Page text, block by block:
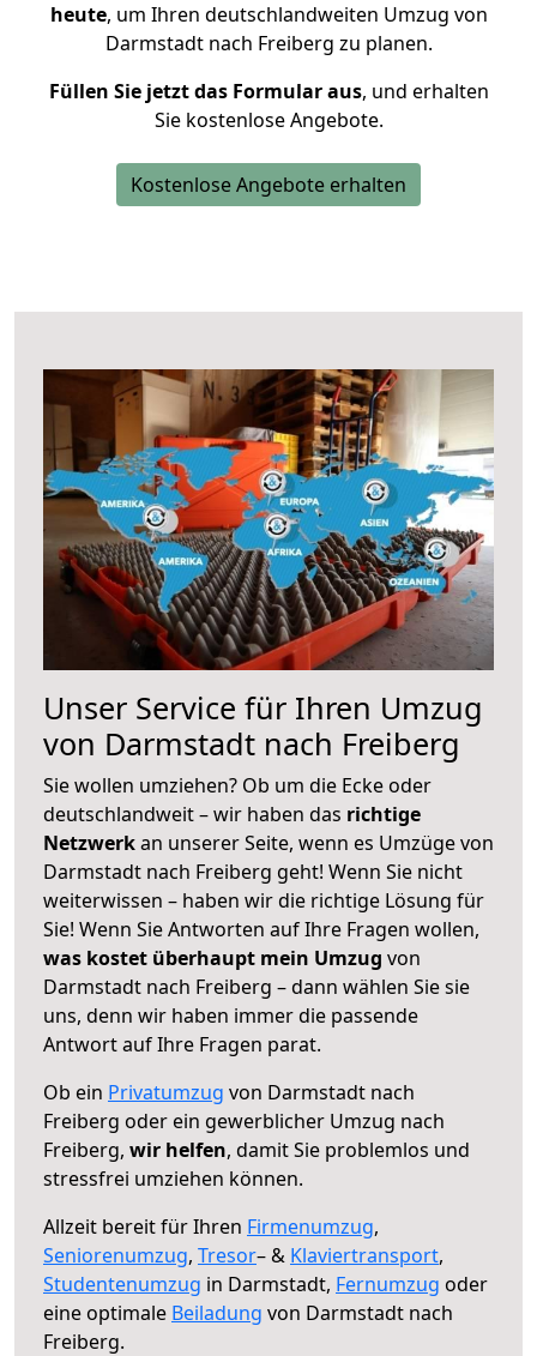
heute, um Ihren deutschlandweiten Umzug von
Darmstadt nach Freiberg zu planen.
Füllen Sie jetzt das Formular aus, und erhalten
Sie kostenlose Angebote.
Kostenlose Angebote erhalten
Unser Service für Ihren Umzug
von Darmstadt nach Freiberg
Sie wollen umziehen? Ob um die Ecke oder
deutschlandweit – wir haben das richtige
Netzwerkan unserer Seite, wenn es Umzüge von
Darmstadt nach Freiberg geht! Wenn Sie nicht
weiterwissen – haben wir die richtige Lösung für
Sie! Wenn Sie Antworten auf Ihre Fragen wollen,
was kostet überhaupt mein Umzug von
Darmstadt nach Freiberg – dann wählen Sie sie
uns, denn wir haben immer die passende
Antwort auf Ihre Fragen parat.
Ob ein Privatumzug von Darmstadt nach
Freiberg oder ein gewerblicher Umzug nach
Freiberg, wir helfen, damit Sie problemlos und
stressfrei umziehen können.
Allzeit bereit für Ihren Firmenumzug,
Seniorenumzug, Tresor– & Klaviertransport,
Studentenumzug in Darmstadt, Fernumzug oder
eine optimale Beiladung von Darmstadt nach
Freiberg.